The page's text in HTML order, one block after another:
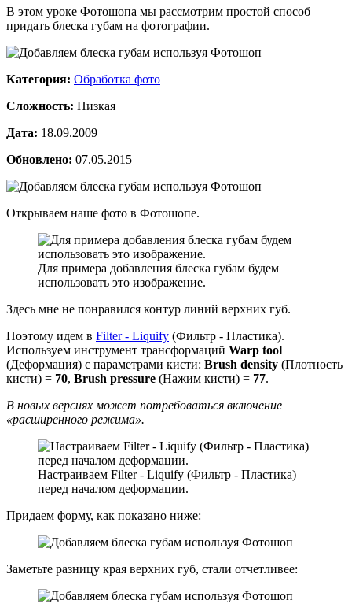
В этом уроке Фотошопа мы рассмотрим простой способ
придать блеска губам на фотографии.
Категория: Обработка фото
Сложность: Низкая
Дата: 18.09.2009
Обновлено: 07.05.2015
Открываем наше фото в Фотошопе.
Для примера добавления блеска губам будем
использовать это изображение.
Здесь мне не понравился контур линий верхних губ.
Поэтому идем в Filter - Liquify (Фильтр - Пластика).
Используем инструмент трансформаций Warp tool
(Деформация) с параметрами кисти: Brush density (Плотность
кисти) = 70, Brush pressure (Нажим кисти) = 77.
В новых версиях может потребоваться включение
«расширенного режима».
Настраиваем Filter - Liquify (Фильтр - Пластика)
перед началом деформации.
Придаем форму, как показано ниже:
Заметьте разницу края верхних губ, стали отчетливее: